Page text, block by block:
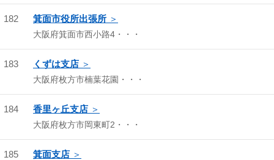
182 箕面市役所出張所
大阪府箕面市西小路4・・・
183 くずは支店
大阪府枚方市楠葉花園・・・
184 香里ヶ丘支店
大阪府枚方市岡東町2・・・
185 箕面支店